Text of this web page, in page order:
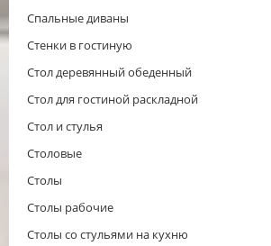
Спальные диваны
Стенки в гостиную
Стол деревянный обеденный
Стол для гостиной раскладной
Стол и стулья
Столовые
Столы
Столы рабочие
Столы со стульями на кухню